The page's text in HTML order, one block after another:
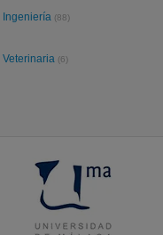
Ingeniería (88)
Veterinaria (6)